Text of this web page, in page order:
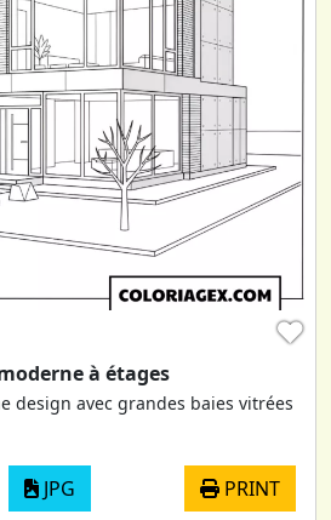
♥
à étages
design avec grandes baies vitrées
JPG PRINT